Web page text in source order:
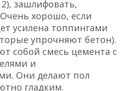
зашлифовать,
хорошо, если
усилена топпингами
упрочняют бетон).
собой смесь цемента с
и
Они делают пол
гладким.